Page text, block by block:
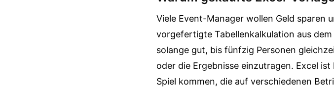
Viele Event-Manager wollen Geld sparen
vorgefertigte Tabellenkalkulation aus
solange gut, bis fünfzig Personen
oder die Ergebnisse einzutragen. Excel
Spiel kommen, die auf verschiedenen